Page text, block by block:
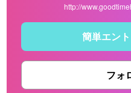
http://
簡単エン
フォ